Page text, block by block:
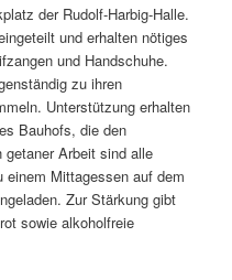
der Rudolf-Harbig-Halle.
und erhalten nötiges
und Handschuhe.
zu ihren
Unterstützung erhalten
Bauhofs, die den
Arbeit sind alle
einem Mittagessen auf dem
Zur Stärkung gibt
sowie alkoholfreie